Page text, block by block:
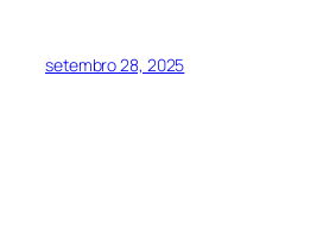
setembro 28, 2025